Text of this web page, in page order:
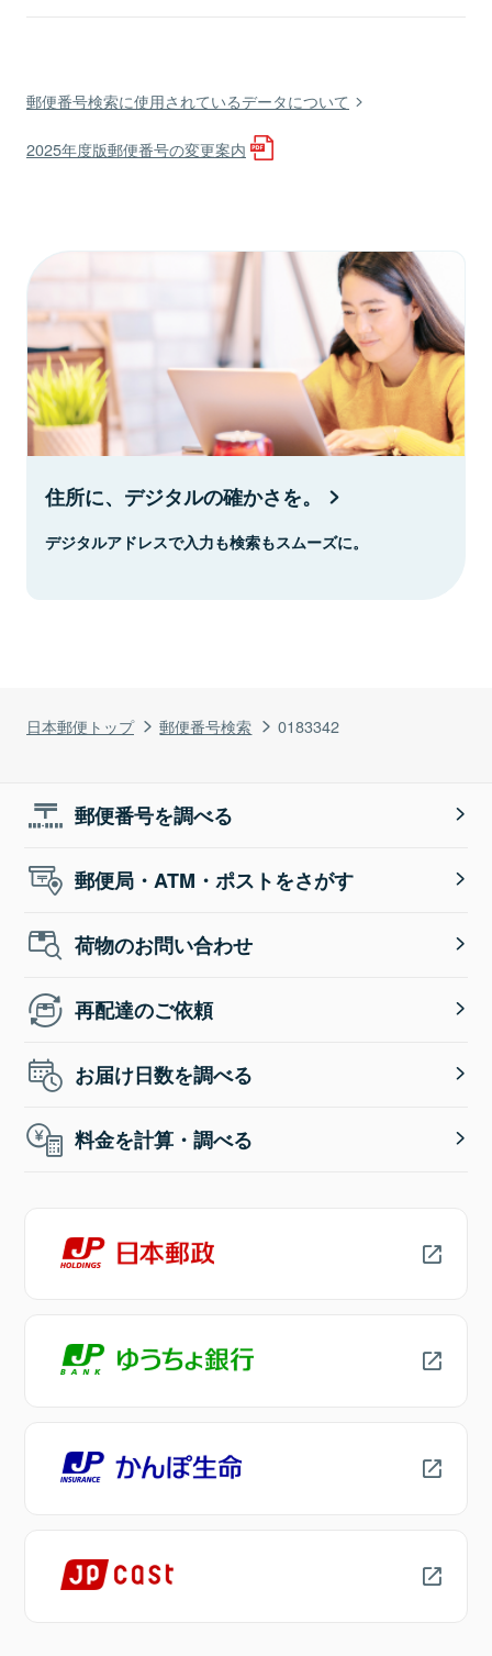
日本郵便トップ 郵便番号検索 0183342
郵便番号検索に使用されているデータについて
2025年度版郵便番号の変更案内
住所に、デジタルの確かさを。
デジタルアドレスで入力も検索もスムーズに。
郵便番号を調べる
郵便局・ATM・ポストをさがす
荷物のお問い合わせ
再配達のご依頼
お届け日数を調べる
料金を計算・調べる